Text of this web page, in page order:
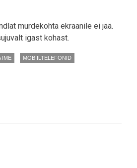
murdekohta ekraanile ei jää.
igast kohast.
IME MOBIILTELEFONID